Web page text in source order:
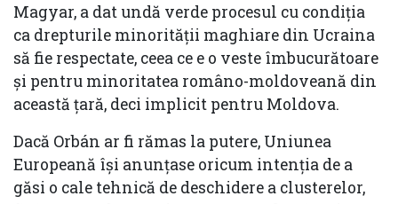
Magyar, a dat undă verde procesul cu condiția
ca drepturile minorității maghiare din Ucraina
să fie respectate, ceea ce e o veste îmbucurătoare
și pentru minoritatea româno-moldoveană din
această țară, deci implicit pentru Moldova.
Dacă Orbán ar fi rămas la putere, Uniunea
Europeană își anunțase oricum intenția de a
găsi o cale tehnică de deschidere a clusterelor,